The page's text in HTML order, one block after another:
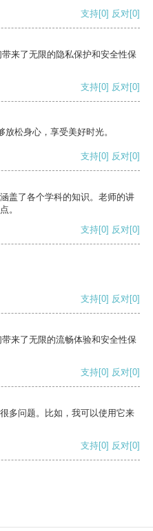
支持[0] 反对[0]
来了无限的隐私保护和安全性保
支持[0] 反对[0]
松身心，享受美好时光。
支持[0] 反对[0]
盖了各个学科的知识。老师的讲
。
支持[0] 反对[0]
支持[0] 反对[0]
来了无限的流畅体验和安全性保
支持[0] 反对[0]
多问题。比如，我可以使用它来
支持[0] 反对[0]